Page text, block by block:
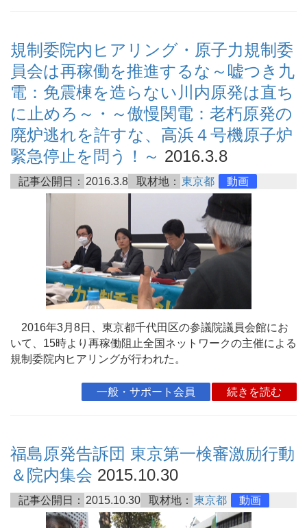
規制委院内ヒアリング・原子力規制委
員会は再稼働を推進するな～嘘つき九
電：免震棟を造らない川内原発は直ち
に止めろ～・～傲慢関電：老朽原発の
廃炉逃れを許すな、高浜４号機原子炉
緊急停止を問う！～ 2016.3.8
記事公開日： 2016.3.8 取材地： 東京都 動画
2016年3月8日、東京都千代田区の参議院議員会館にお
いて、15時より再稼働阻止全国ネットワークの主催による
規制委院内ヒアリングが行われた。
一般・サポート会員 続きを読む
福島原発告訴団 東京第一検審激励行動
＆院内集会 2015.10.30
記事公開日： 2015.10.30 取材地： 東京都 動画